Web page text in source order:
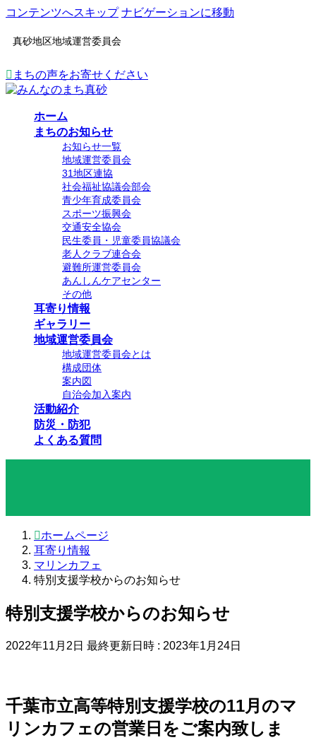
コンテンツへスキップ ナビゲーションに移動
真砂地区地域運営委員会
まちの声をお寄せください
ホーム
まちのお知らせ
お知らせ一覧
地域運営委員会
31地区連協
社会福祉協議会部会
青少年育成委員会
スポーツ振興会
交通安全協会
民生委員・児童委員協議会
老人クラブ連合会
避難所運営委員会
あんしんケアセンター
その他
耳寄り情報
ギャラリー
地域運営委員会
地域運営委員会とは
構成団体
案内図
自治会加入案内
活動紹介
防災・防犯
よくある質問
ホームページ
耳寄り情報
マリンカフェ
特別支援学校からのお知らせ
特別支援学校からのお知らせ
2022年11月2日 最終更新日時 : 2023年1月24日
千葉市立高等特別支援学校の11月のマ
リンカフェの営業日をご案内致しま